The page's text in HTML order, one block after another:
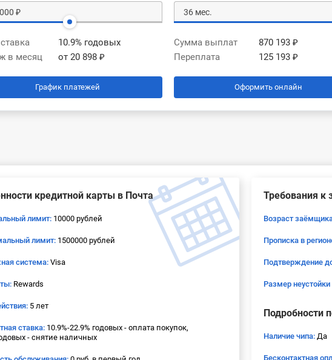
10.9% годовых
в месяц
от 20 898 ₽
Сумма выплат
870 193 ₽
Переплата
125 193 ₽
График платежей Оформить онлайн
кредитной карты в Почта
лимит: 10000 рублей
лимит: 1500000 рублей
система:Visa
Rewards
5 лет
ставка: 10.9%-22.9% годовых - оплата покупок,
- снятие наличных
Требования к
Возраст
Прописка в
Подтверждение
Размер
Подробности
Наличие чипа: Да
Бесконтактная